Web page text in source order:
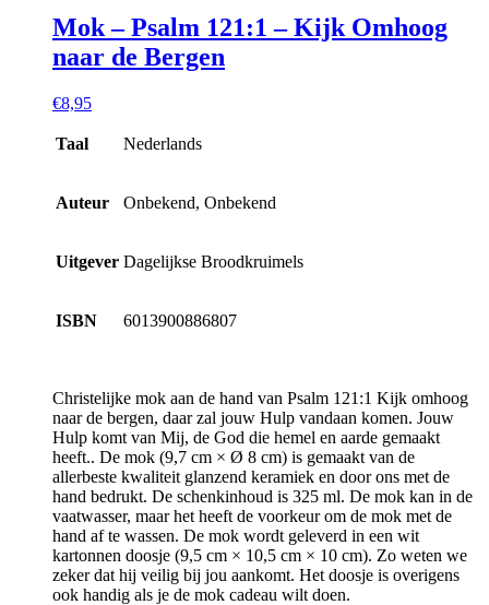
Mok – Psalm 121:1 – Kijk Omhoog
naar de Bergen
€8,95
Taal Nederlands
Auteur Onbekend, Onbekend
Uitgever Dagelijkse Broodkruimels
ISBN 6013900886807
Christelijke mok aan de hand van Psalm 121:1 Kijk omhoog
naar de bergen, daar zal jouw Hulp vandaan komen. Jouw
Hulp komt van Mij, de God die hemel en aarde gemaakt
heeft.. De mok (9,7 cm × Ø 8 cm) is gemaakt van de
allerbeste kwaliteit glanzend keramiek en door ons met de
hand bedrukt. De schenkinhoud is 325 ml. De mok kan in de
vaatwasser, maar het heeft de voorkeur om de mok met de
hand af te wassen. De mok wordt geleverd in een wit
kartonnen doosje (9,5 cm × 10,5 cm × 10 cm). Zo weten we
zeker dat hij veilig bij jou aankomt. Het doosje is overigens
ook handig als je de mok cadeau wilt doen.